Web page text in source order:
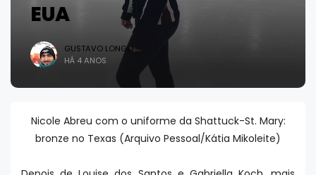
EUA
GUSTAVO LONGO
HÁ 4 ANOS
Nicole Abreu com o uniforme da Shattuck-St. Mary:
bronze no Texas (Arquivo Pessoal/Kátia Mikoleite)